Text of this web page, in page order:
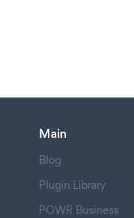
Main
Blog
Plugin Library
POWR Business